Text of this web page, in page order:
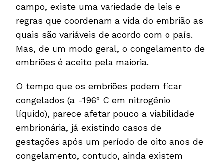
campo, existe uma variedade de leis e
regras que coordenam a vida do embrião as
quais são variáveis de acordo com o país.
Mas, de um modo geral, o congelamento de
embriões é aceito pela maioria.
O tempo que os embriões podem ficar
congelados (a -196º C em nitrogênio
líquido), parece afetar pouco a viabilidade
embrionária, já existindo casos de
gestações após um período de oito anos de
congelamento, contudo, ainda existem